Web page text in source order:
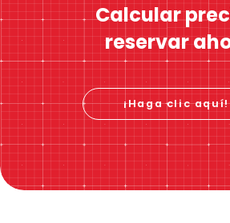
Calcular
reservar
¡Haga clic aquí!